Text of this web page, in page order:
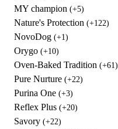
MY champion (+5)
Nature's Protection (+122)
NovoDog (+1)
Orygo (+10)
Oven-Baked Tradition (+61)
Pure Nurture (+22)
Purina One (+3)
Reflex Plus (+20)
Savory (+22)